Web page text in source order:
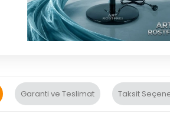
Garanti ve Teslimat Taksit